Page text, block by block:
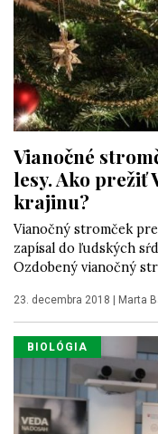
Vianočné
lesy. Ako prežiť
krajinu?
Vianočný stromček
zapísal do ľudských
Ozdobený vianočný
23. decembra 2018 Marta
BIOLÓGIA